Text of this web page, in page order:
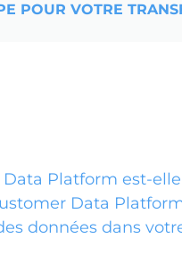
POUR VOTRE
Platform est-
Data
données dans